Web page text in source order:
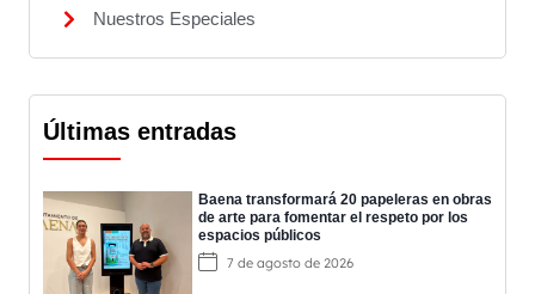
Nuestros Especiales
Últimas entradas
Baena transformará 20 papeleras en obras
de arte para fomentar el respeto por los
espacios públicos
7 de agosto de 2026